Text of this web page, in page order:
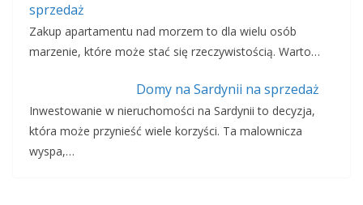
sprzedaż
Zakup apartamentu nad morzem to dla wielu osób
marzenie, które może stać się rzeczywistością. Warto…
Domy na Sardynii na sprzedaż
Inwestowanie w nieruchomości na Sardynii to decyzja,
która może przynieść wiele korzyści. Ta malownicza
wyspa,…